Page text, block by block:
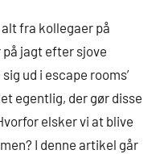
fra kollegaer på
jagt efter sjove
ud i escape rooms’
egentlig, der gør disse
elsker vi at blive
I denne artikel går